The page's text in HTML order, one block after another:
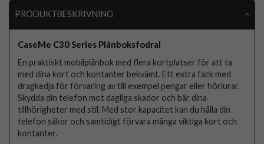
PRODUKTBESKRIVNING
CaseMe C30 Series Plånboksfodral
En praktiskt mobilplånbok med flera kortplatser för att ta
med dina kort och kontanter bekvämt. Ett extra fack med
dragkedja för förvaring av till exempel pengar eller hörlurar.
Skydda din telefon mot dagliga skador och bär dina
tillhörigheter med stil. Med stor kapacitet kan du hålla din
telefon säker och samtidigt förvara många viktiga kort och
kontanter.